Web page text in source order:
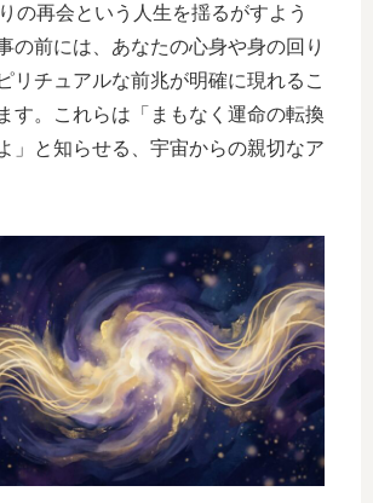
の再会という人生を揺るがすよう
の前には、あなたの心身や身の回り
リチュアルな前兆が明確に現れるこ
す。これらは「まもなく運命の転換
」と知らせる、宇宙からの親切なア